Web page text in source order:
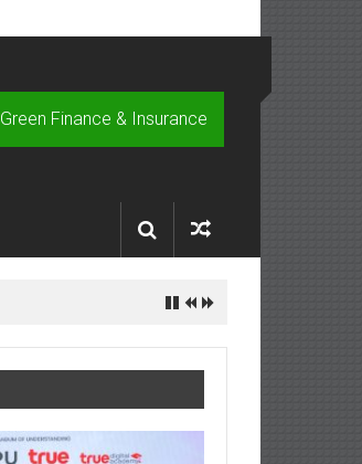
Green Finance & Insurance